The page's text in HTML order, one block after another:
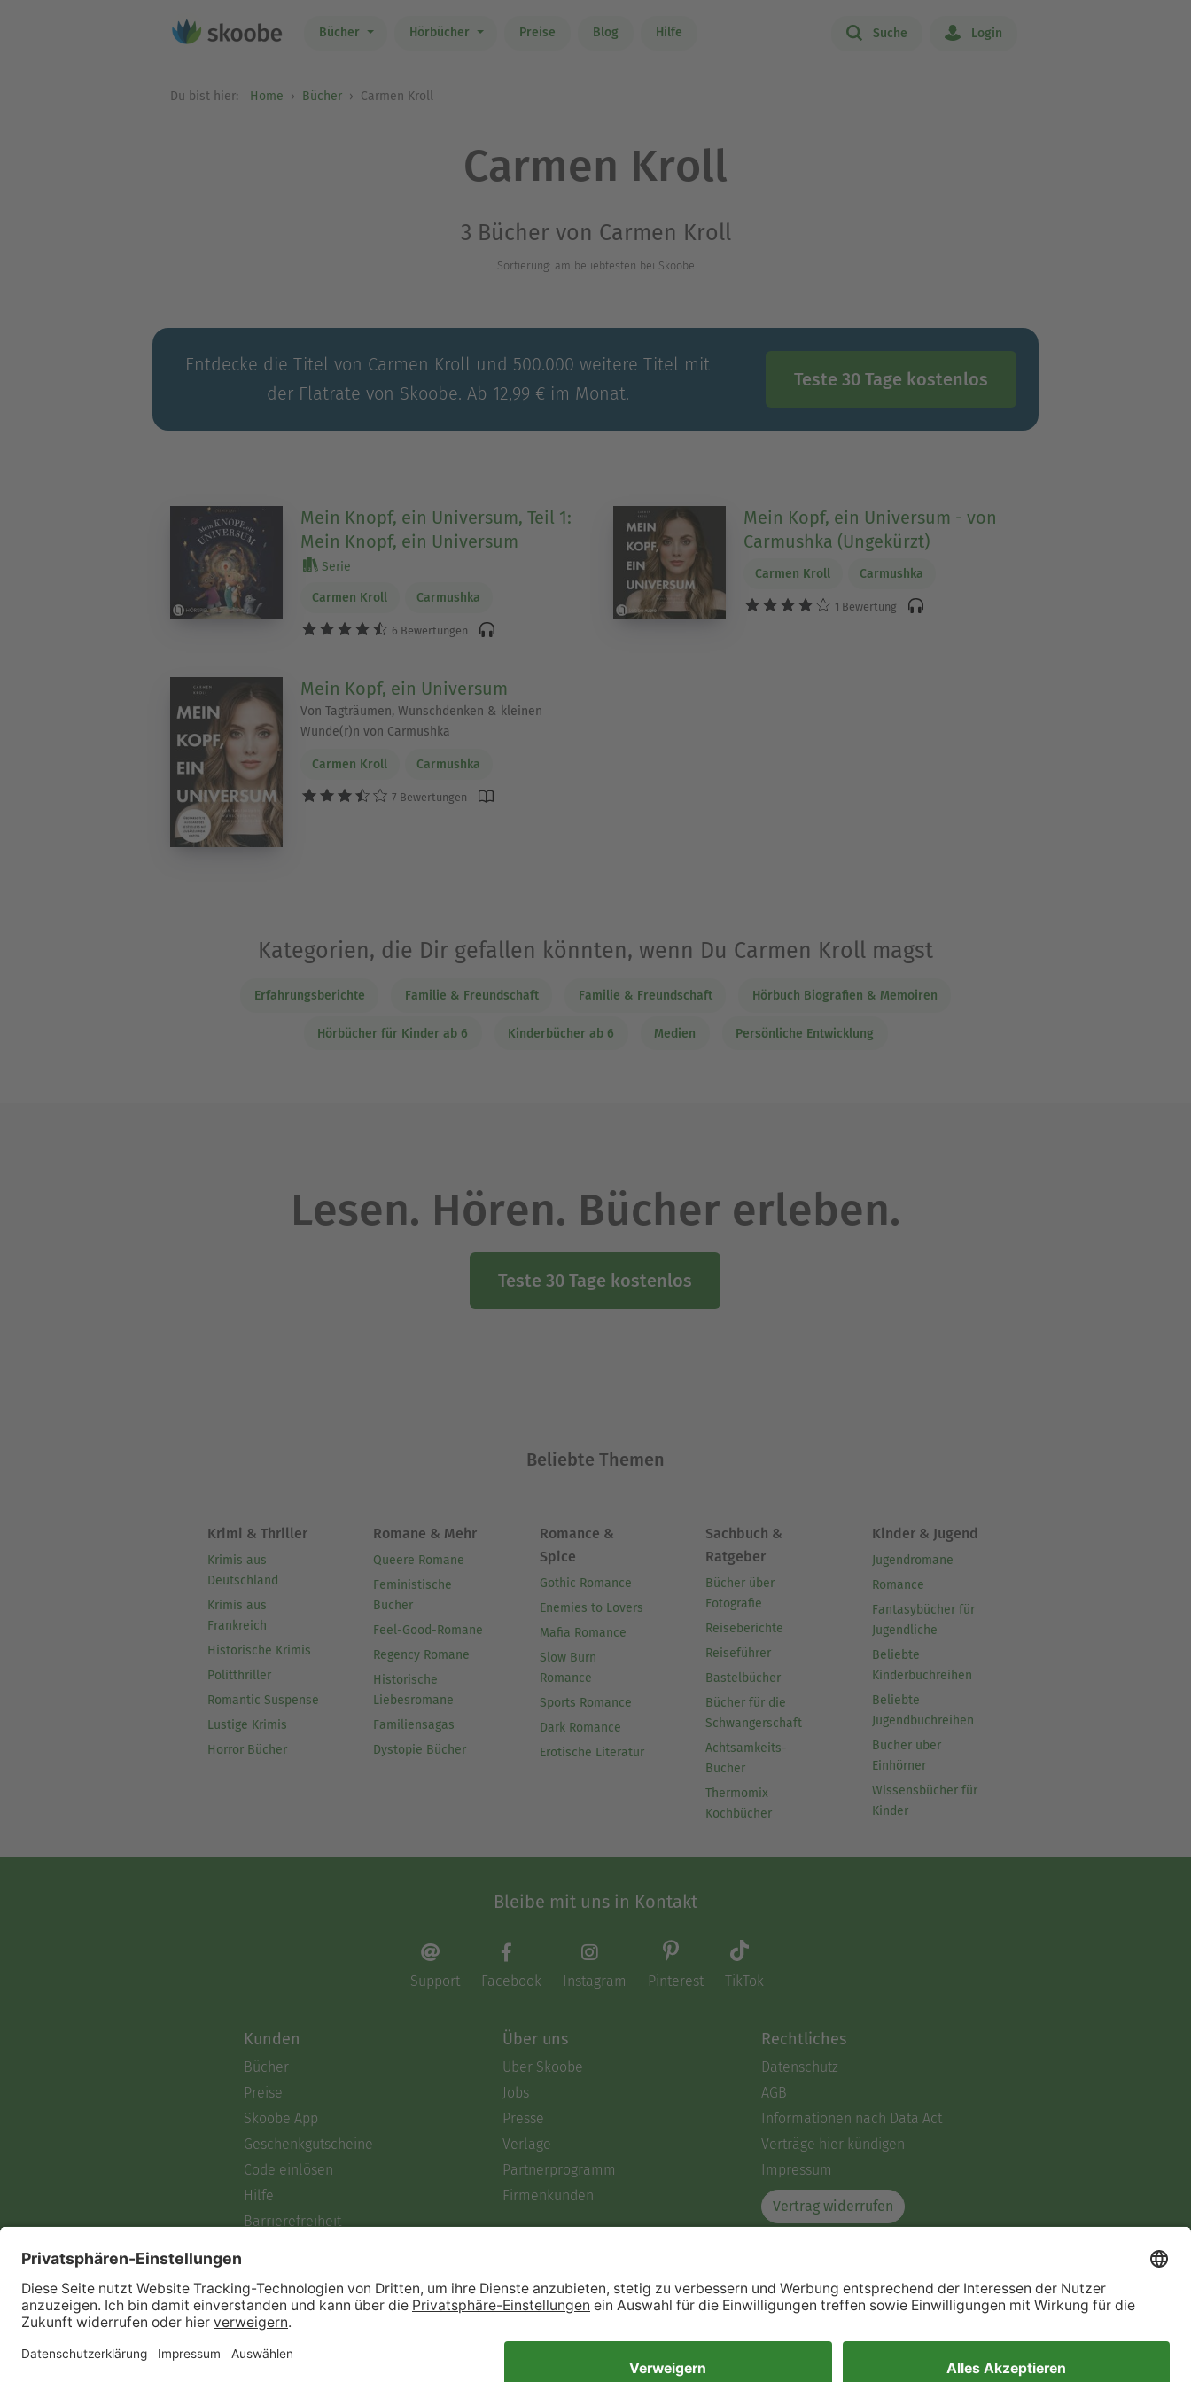
Bücher Hörbücher Preise Blog Hilfe Suche Login
Du bist hier: Home Bücher Carmen Kroll
Carmen Kroll
3 Bücher von Carmen Kroll
Sortierung: am beliebtesten bei Skoobe
Entdecke die Titel von Carmen Kroll und 500.000 weitere Titel mit
der Flatrate von Skoobe. Ab 12,99 € im Monat.
Teste 30 Tage kostenlos
Mein Knopf, ein Universum, Teil 1:
Mein Knopf, ein Universum
Serie
Carmen Kroll Carmushka
6 Bewertungen
Mein Kopf, ein Universum - von
Carmushka (Ungekürzt)
Carmen Kroll Carmushka
1 Bewertung
Mein Kopf, ein Universum
Von Tagträumen, Wunschdenken & kleinen
Wunde(r)n von Carmushka
Carmen Kroll Carmushka
7 Bewertungen
Kategorien, die Dir gefallen könnten, wenn Du Carmen Kroll magst
Erfahrungsberichte Familie & Freundschaft Familie & Freundschaft Hörbuch Biografien & Memoiren
Hörbücher für Kinder ab 6 Kinderbücher ab 6 Medien Persönliche Entwicklung
Lesen. Hören. Bücher erleben.
Teste 30 Tage kostenlos
Beliebte Themen
Krimi & Thriller
Krimis aus
Deutschland
Krimis aus
Frankreich
Historische Krimis
Politthriller
Romantic Suspense
Lustige Krimis
Horror Bücher
Romane & Mehr
Queere Romane
Feministische
Bücher
Feel-Good-Romane
Regency Romane
Historische
Liebesromane
Familiensagas
Dystopie Bücher
Romance &
Spice
Gothic Romance
Enemies to Lovers
Mafia Romance
Slow Burn
Romance
Sports Romance
Dark Romance
Erotische Literatur
Sachbuch &
Ratgeber
Bücher über
Fotografie
Reiseberichte
Reiseführer
Bastelbücher
Bücher für die
Schwangerschaft
Achtsamkeits-
Bücher
Thermomix
Kochbücher
Kinder & Jugend
Jugendromane
Romance
Fantasybücher für
Jugendliche
Beliebte
Kinderbuchreihen
Beliebte
Jugendbuchreihen
Bücher über
Einhörner
Wissensbücher für
Kinder
Bleibe mit uns in Kontakt
Support Facebook Instagram Pinterest TikTok
Kunden
Bücher
Preise
Skoobe App
Geschenkgutscheine
Code einlösen
Hilfe
Barrierefreiheit
Über uns
Über Skoobe
Jobs
Presse
Verlage
Partnerprogramm
Firmenkunden
Rechtliches
Datenschutz
AGB
Informationen nach Data Act
Verträge hier kündigen
Impressum
Vertrag widerrufen
Immer ein gutes Buch